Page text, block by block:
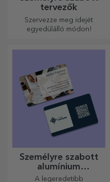
tervezők
Szervezze meg idejét
egyedülálló módon!
Személyre szabott
alumínium
névjegykártyák
A legeredetibb